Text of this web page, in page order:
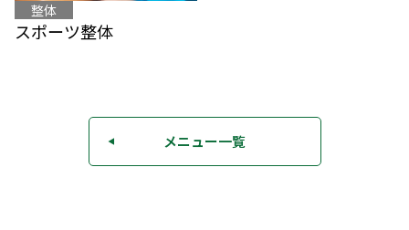
整体
スポーツ整体
◀ メニュー一覧